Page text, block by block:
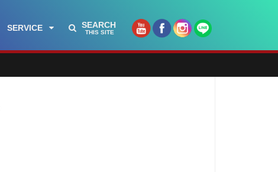
SERVICE SEARCH
THIS SITE